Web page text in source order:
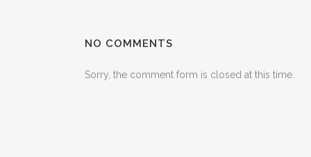
NO COMMENTS
Sorry, the comment form is closed at this time.